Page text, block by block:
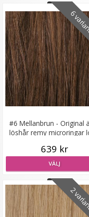
Mizzy
6
#6 Mellanbrun - Original
löshår remy microringar
639 kr
VÄLJ
2